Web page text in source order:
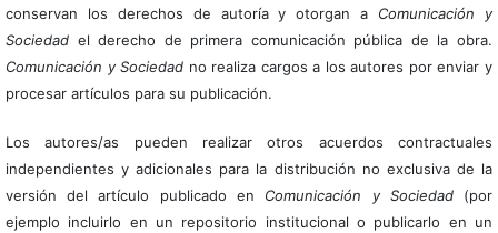
conservan los derechos de autoría y otorgan a Comunicación y
Sociedadel derecho de primera comunicación pública de la obra.
Comunicación y Sociedad no realiza cargos a los autores por enviar y
procesar artículos para su publicación.
Los autores/as pueden realizar otros acuerdos contractuales
independientes y adicionales para la distribución no exclusiva de la
versión del artículo publicado en Comunicación y Sociedad(por
ejemplo incluirlo en un repositorio institucional o publicarlo en un